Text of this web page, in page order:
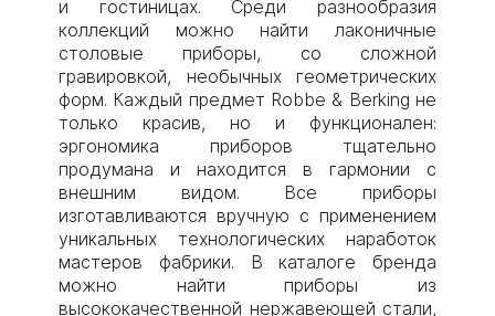
и гостиницах. Среди разнообразия
коллекций можно найти лаконичные
столовые приборы, со сложной
гравировкой, необычных геометрических
форм. Каждый предмет Robbe & Berking не
только красив, но и функционален:
эргономика приборов тщательно
продумана и находится в гармонии с
внешним видом. Все приборы
изготавливаются вручную с применением
уникальных технологических наработок
мастеров фабрики. В каталоге бренда
можно найти приборы из
высококачественной нержавеющей стали,